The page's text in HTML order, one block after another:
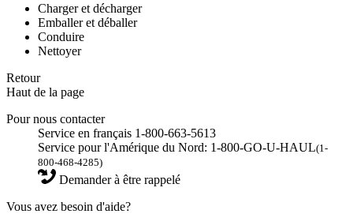
Charger et décharger
Emballer et déballer
Conduire
Nettoyer
Retour
Haut de la page
Pour nous contacter
Service en français 1-800-663-5613
Service pour l'Amérique du Nord: 1-800-GO-U-HAUL(1-
800-468-4285)
Demander à être rappelé
Vous avez besoin d'aide?